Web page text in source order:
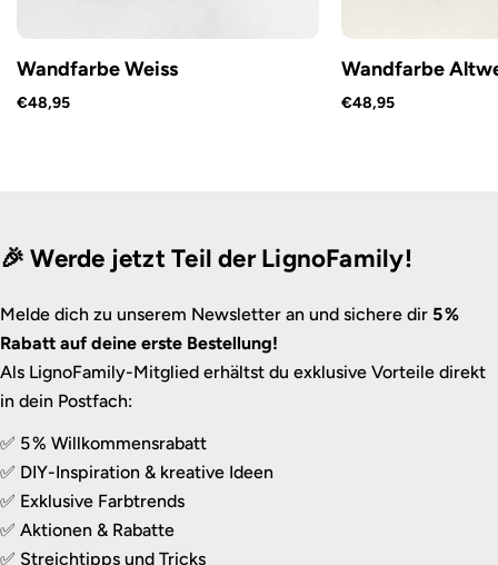
Wandfarbe Weiss
€48,95
Wandfarbe
€48,95
🎉 Werde jetzt Teil der LignoFamily!
Melde dich zu unserem Newsletter an und sichere dir 5 %
Rabatt auf deine erste Bestellung!
Als LignoFamily-Mitglied erhältst du exklusive Vorteile direkt
in dein Postfach:
✅ 5 % Willkommensrabatt
✅ DIY-Inspiration & kreative Ideen
✅ Exklusive Farbtrends
✅ Aktionen & Rabatte
✅ Streichtipps und Tricks